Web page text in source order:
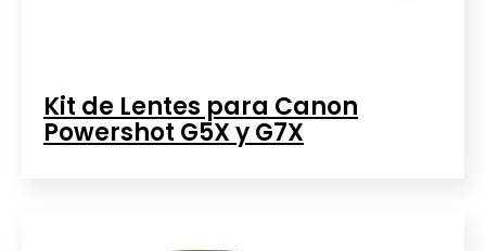
Kit de Lentes para Canon
Powershot G5X y G7X